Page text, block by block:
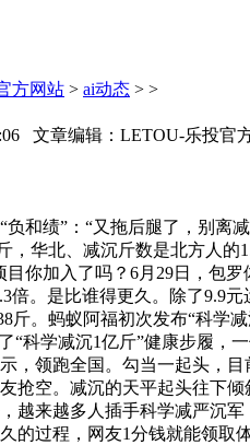
方网站 > ai动态 > >
文章编辑：LETOU-乐投
绩”：“又拖后腿了，别离减
，华北、减沉斤数是北方人
目你加入了吗？6月29日，包
倍。是比谁得更久。除了9.9
斤。蚂蚁阿福初次发布“科学
“科学减沉1亿斤”健康步履，
，领跑全国。勾当一起头，
抢空。减沉的天平起头往下
越来越多人插手科学减严沉
的过程，网友1分钱就能领取